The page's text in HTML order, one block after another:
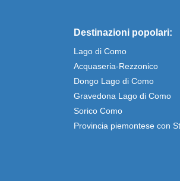
Destinazioni popolari:
Lago di Como
Acquaseria-Rezzonico
Dongo Lago di Como
Gravedona Lago di Como
Sorico Como
Provincia piemontese con